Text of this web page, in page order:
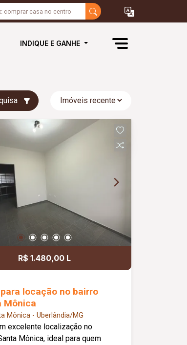
INDIQUE E GANHE
R$ 1.480,00 L
locação no bairro
Mônica
Mônica - Uberlândia/MG
excelente localização no
Mônica, ideal para quem